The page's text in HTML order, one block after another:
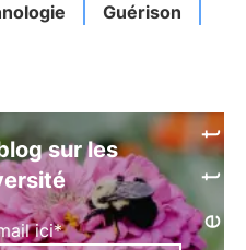
Guérison
sur les
ici*